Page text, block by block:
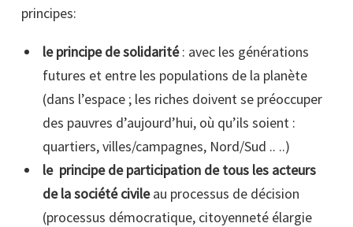
principes:
le principe de solidarité: avec les générations
futures et entre les populations de la planète
(dans l’espace ; les riches doivent se préoccuper
des pauvres d’aujourd’hui, où qu’ils soient :
quartiers, villes/campagnes, Nord/Sud .. ..)
le principe de participation de tous les acteurs
de la société civileau processus de décision
(processus démocratique, citoyenneté élargie